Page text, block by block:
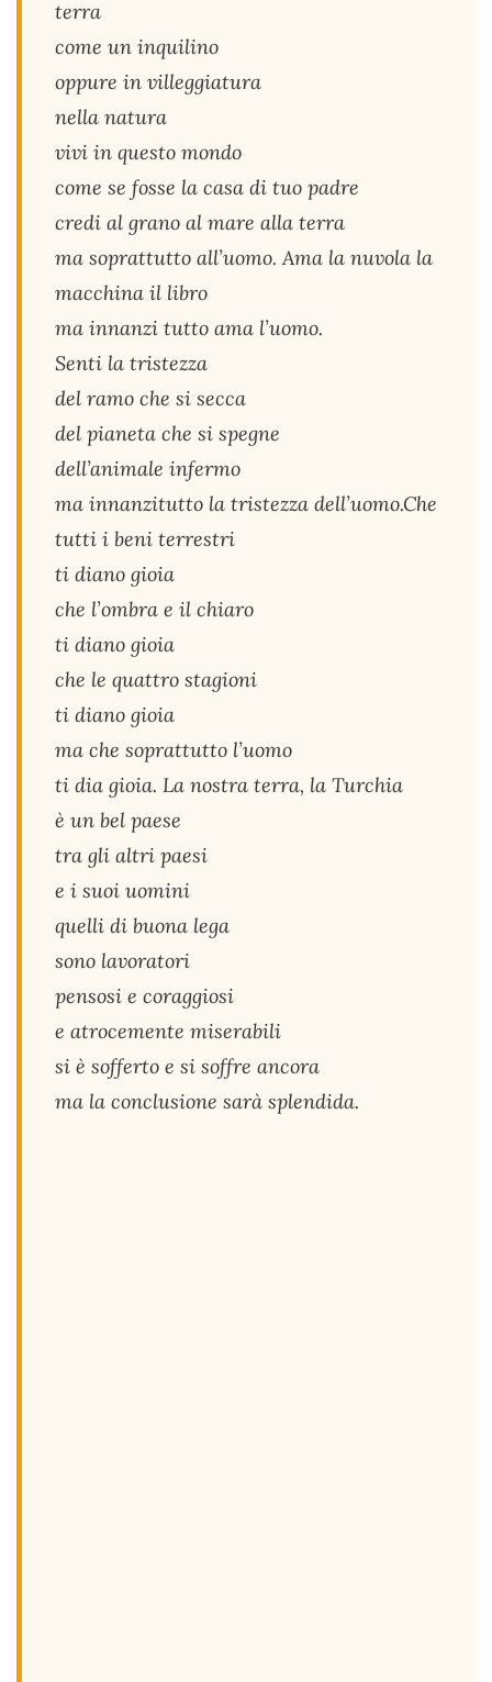
terra
come un inquilino
oppure in villeggiatura
nella natura
vivi in questo mondo
come se fosse la casa di tuo padre
credi al grano al mare alla terra
ma soprattutto all’uomo. Ama la nuvola la
macchina il libro
ma innanzi tutto ama l’uomo.
Senti la tristezza
del ramo che si secca
del pianeta che si spegne
dell’animale infermo
ma innanzitutto la tristezza dell’uomo.Che
tutti i beni terrestri
ti diano gioia
che l’ombra e il chiaro
ti diano gioia
che le quattro stagioni
ti diano gioia
ma che soprattutto l’uomo
ti dia gioia. La nostra terra, la Turchia
è un bel paese
tra gli altri paesi
e i suoi uomini
quelli di buona lega
sono lavoratori
pensosi e coraggiosi
e atrocemente miserabili
si è sofferto e si soffre ancora
ma la conclusione sarà splendida.